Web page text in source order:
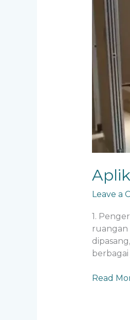
Leave a
1.
ruangan
Read